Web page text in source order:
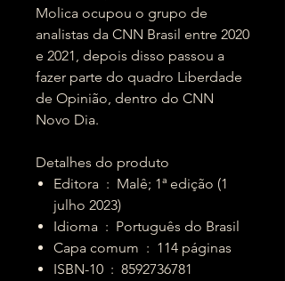
Molica ocupou o grupo de
analistas da CNN Brasil entre 2020
e 2021, depois disso passou a
fazer parte do quadro Liberdade
de Opinião, dentro do CNN
Novo Dia.
Detalhes do produto
Editora ‏ : ‎ Malê; 1ª edição (1
julho 2023)
Idioma ‏ : ‎ Português do Brasil
Capa comum ‏ : ‎ 114 páginas
ISBN-10 ‏ : ‎ 8592736781